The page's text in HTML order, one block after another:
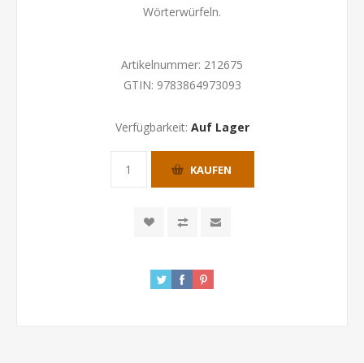
Wörterwürfeln.
Artikelnummer: 212675
GTIN: 9783864973093
Verfügbarkeit: Auf Lager
KAUFEN